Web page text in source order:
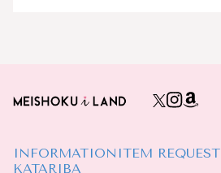
INFORMATION ITEM REQUEST
KATARIBA